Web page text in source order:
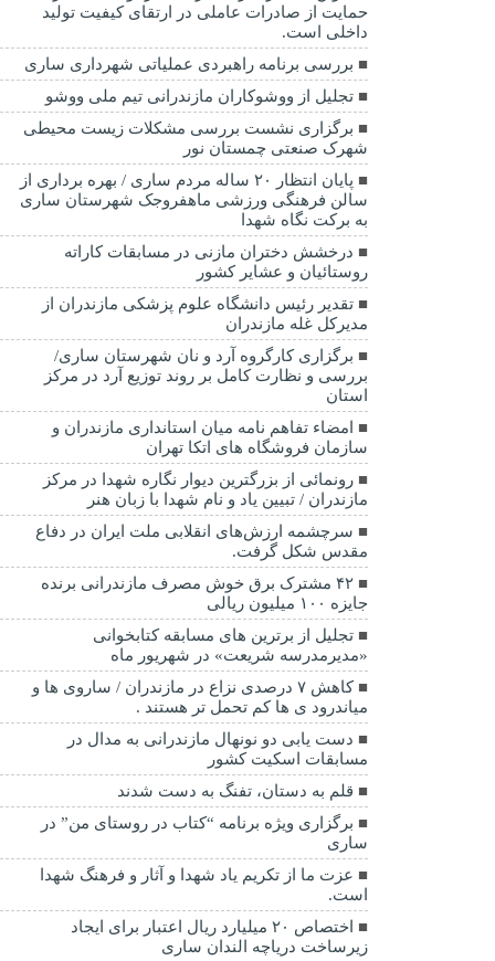
حمایت از صادرات عاملی در ارتقای کیفیت تولید
داخلی است.
بررسی برنامه راهبردی عملیاتی شهرداری ساری
تجلیل از ووشوکاران مازندرانی تیم ملی ووشو
برگزاری نشست بررسی مشکلات زیست محیطی
شهرک صنعتی چمستان نور
پایان انتظار ۲۰ ساله مردم ساری / بهره برداری از
سالن فرهنگی ورزشی ماهفروجک شهرستان ساری
به برکت نگاه شهدا
درخشش دختران مازنی در مسابقات کاراته
روستائیان و عشایر کشور
تقدیر رئیس دانشگاه علوم پزشکی مازندران از
مدیرکل غله مازندران
برگزاری کارگروه آرد و نان شهرستان ساری/
بررسی و نظارت کامل بر روند توزیع آرد در مرکز
استان
امضاء تفاهم نامه میان استانداری مازندران و
سازمان فروشگاه های اتکا تهران
رونمائی از بزرگترین دیوار نگاره شهدا در مرکز
مازندران / تبیین یاد و نام شهدا با زبان هنر
سرچشمه ارزش‌های انقلابی ملت ایران در دفاع
مقدس شکل گرفت.
۴۲ مشترک برق خوش مصرف مازندرانی برنده
جایزه ۱۰۰ میلیون ریالی
تجلیل از برترین های مسابقه کتابخوانی
«مدیرمدرسه شریعت» در شهریور ماه
کاهش ۷ درصدی نزاع در مازندران / ساروی ها و
میاندرود ی ها کم تحمل تر هستند‌ .
دست یابی دو نونهال مازندرانی به مدال در
مسابقات اسکیت کشور
قلم به دستان، تفنگ به دست شدند
برگزاری ویژه برنامه “کتاب در روستای من” در
ساری
عزت ما از تکریم یاد شهدا و آثار و فرهنگ شهدا
است.
اختصاص ۲۰ میلیارد ریال اعتبار برای ایجاد
زیرساخت دریاچه الندان ساری